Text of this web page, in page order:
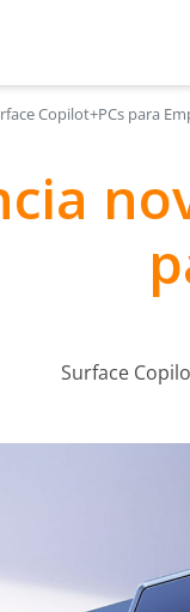
Copilot+PCs para
Surface